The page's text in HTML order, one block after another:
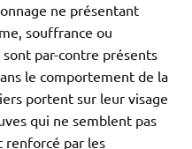
ne présentant
souffrance ou
par-contre présents
le comportement de la
portent sur leur visage
qui ne semblent pas
renforcé par les